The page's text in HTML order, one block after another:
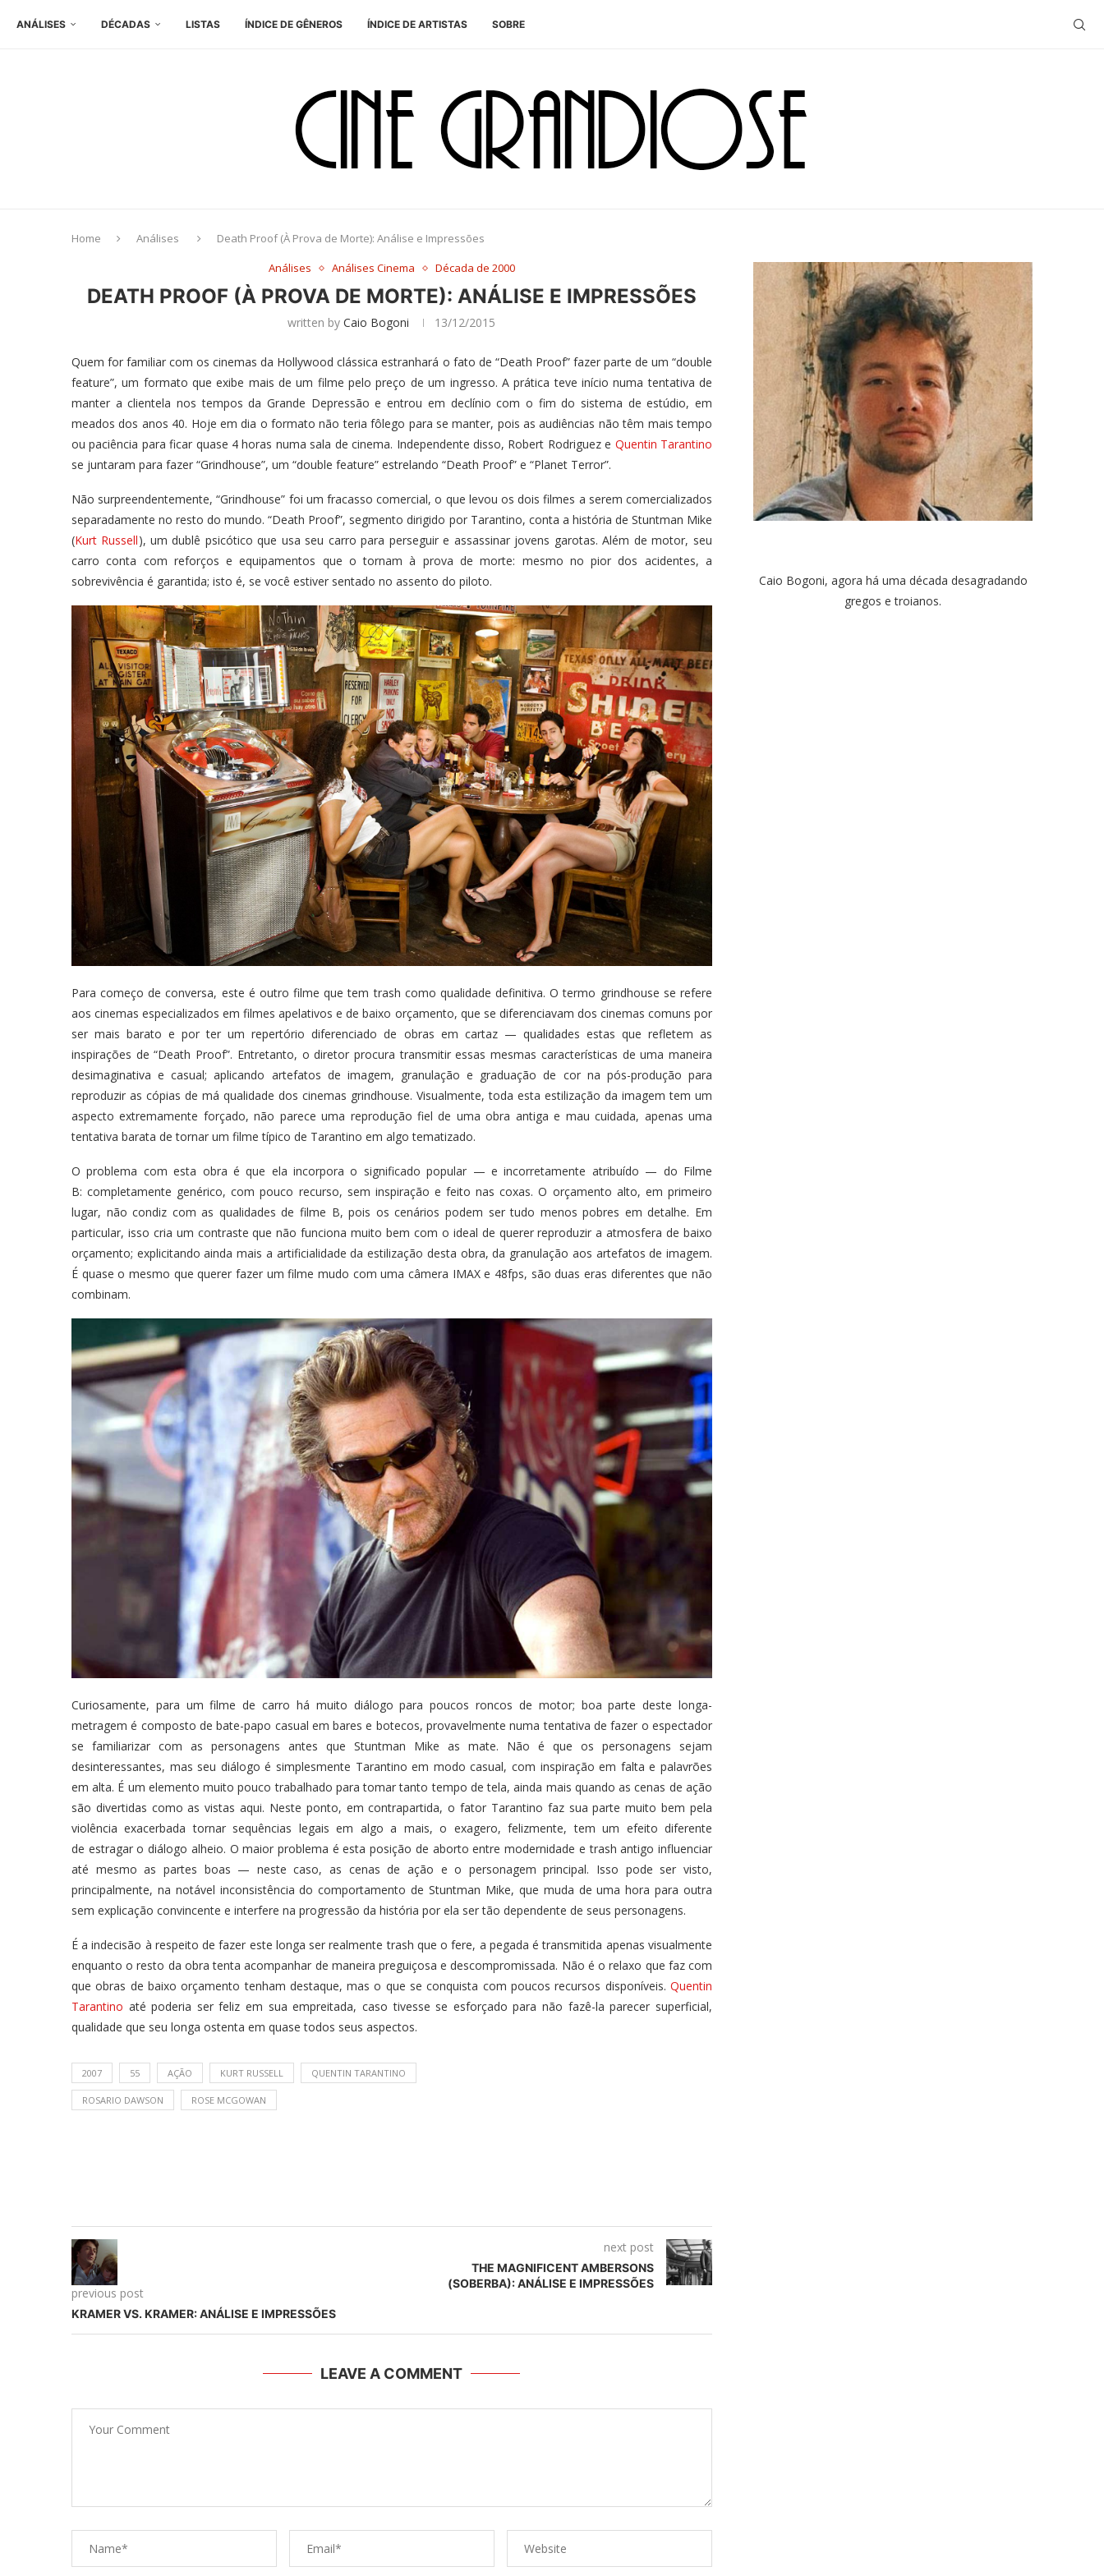
ANÁLISES DÉCADAS LISTAS ÍNDICE DE GÊNEROS ÍNDICE DE ARTISTAS SOBRE
Home Análises
Death Proof (À Prova de Morte): Análise e Impressões
Análises
Análises Cinema Década de 2000
DEATH PROOF (À PROVA DE MORTE): ANÁLISE E IMPRESSÕES
written byCaio Bogoni 13/12/2015
Quem for familiar com os cinemas da Hollywood clássica estranhará o fato de “Death Proof” fazer parte de um “double
feature”, um formato que exibe mais de um filme pelo preço de um ingresso. A prática teve início numa tentativa de
manter a clientela nos tempos da Grande Depressão e entrou em declínio com o fim do sistema de estúdio, em
meados dos anos 40. Hoje em dia o formato não teria fôlego para se manter, pois as audiências não têm mais tempo
ou paciência para ficar quase 4 horas numa sala de cinema. Independente disso, Robert Rodriguez e Quentin Tarantino
se juntaram para fazer “Grindhouse”, um “double feature” estrelando “Death Proof” e “Planet Terror”.
Não surpreendentemente, “Grindhouse” foi um fracasso comercial, o que levou os dois filmes a serem comercializados
separadamente no resto do mundo. “Death Proof”, segmento dirigido por Tarantino, conta a história de Stuntman Mike
(Kurt Russell), um dublê psicótico que usa seu carro para perseguir e assassinar jovens garotas. Além de motor, seu
carro conta com reforços e equipamentos que o tornam à prova de morte: mesmo no pior dos acidentes, a
sobrevivência é garantida; isto é, se você estiver sentado no assento do piloto.
Para começo de conversa, este é outro filme que tem trash como qualidade definitiva. O termo grindhouse se refere
aos cinemas especializados em filmes apelativos e de baixo orçamento, que se diferenciavam dos cinemas comuns por
ser mais barato e por ter um repertório diferenciado de obras em cartaz — qualidades estas que refletem as
inspirações de “Death Proof”. Entretanto, o diretor procura transmitir essas mesmas características de uma maneira
desimaginativa e casual; aplicando artefatos de imagem, granulação e graduação de cor na pós-produção para
reproduzir as cópias de má qualidade dos cinemas grindhouse. Visualmente, toda esta estilização da imagem tem um
aspecto extremamente forçado, não parece uma reprodução fiel de uma obra antiga e mau cuidada, apenas uma
tentativa barata de tornar um filme típico de Tarantino em algo tematizado.
O problema com esta obra é que ela incorpora o significado popular — e incorretamente atribuído — do Filme
B: completamente genérico, com pouco recurso, sem inspiração e feito nas coxas. O orçamento alto, em primeiro
lugar, não condiz com as qualidades de filme B, pois os cenários podem ser tudo menos pobres em detalhe. Em
particular, isso cria um contraste que não funciona muito bem com o ideal de querer reproduzir a atmosfera de baixo
orçamento; explicitando ainda mais a artificialidade da estilização desta obra, da granulação aos artefatos de imagem.
É quase o mesmo que querer fazer um filme mudo com uma câmera IMAX e 48fps, são duas eras diferentes que não
combinam.
Curiosamente, para um filme de carro há muito diálogo para poucos roncos de motor; boa parte deste longa-
metragem é composto de bate-papo casual em bares e botecos, provavelmente numa tentativa de fazer o espectador
se familiarizar com as personagens antes que Stuntman Mike as mate. Não é que os personagens sejam
desinteressantes, mas seu diálogo é simplesmente Tarantino em modo casual, com inspiração em falta e palavrões
em alta. É um elemento muito pouco trabalhado para tomar tanto tempo de tela, ainda mais quando as cenas de ação
são divertidas como as vistas aqui. Neste ponto, em contrapartida, o fator Tarantino faz sua parte muito bem pela
violência exacerbada tornar sequências legais em algo a mais, o exagero, felizmente, tem um efeito diferente
de estragar o diálogo alheio. O maior problema é esta posição de aborto entre modernidade e trash antigo influenciar
até mesmo as partes boas — neste caso, as cenas de ação e o personagem principal. Isso pode ser visto,
principalmente, na notável inconsistência do comportamento de Stuntman Mike, que muda de uma hora para outra
sem explicação convincente e interfere na progressão da história por ela ser tão dependente de seus personagens.
É a indecisão à respeito de fazer este longa ser realmente trash que o fere, a pegada é transmitida apenas visualmente
enquanto o resto da obra tenta acompanhar de maneira preguiçosa e descompromissada. Não é o relaxo que faz com
que obras de baixo orçamento tenham destaque, mas o que se conquista com poucos recursos disponíveis. Quentin
Tarantino até poderia ser feliz em sua empreitada, caso tivesse se esforçado para não fazê-la parecer superficial,
qualidade que seu longa ostenta em quase todos seus aspectos.
2007 55 AÇÃO KURT RUSSELL QUENTIN TARANTINO
ROSARIO DAWSON ROSE MCGOWAN
previous post
KRAMER VS. KRAMER: ANÁLISE E IMPRESSÕES
next post
THE MAGNIFICENT AMBERSONS
(SOBERBA): ANÁLISE E IMPRESSÕES
LEAVE A COMMENT
Caio Bogoni, agora há uma década desagradando
gregos e troianos.